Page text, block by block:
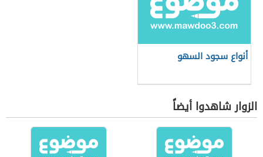
أنواع سجود السهو
الزوار شاهدوا أيضاً